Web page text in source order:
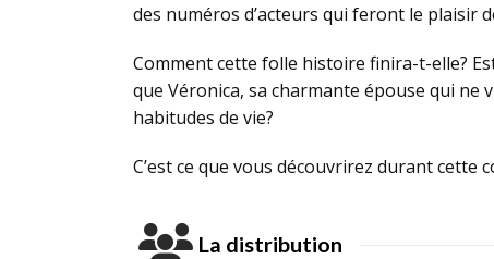
des numéros d’acteurs qui feront le plaisir
Comment cette folle histoire finira-t-elle?
que Véronica, sa charmante épouse qui ne
habitudes de vie?
C’est ce que vous découvrirez durant cette
La distribution